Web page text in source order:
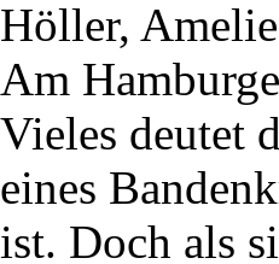
Höller,
Am
Vieles deutet
eines
ist. Doch als